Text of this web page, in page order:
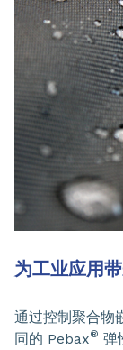
为工业应用
通过控制聚合物
同的 Pebax® 弹